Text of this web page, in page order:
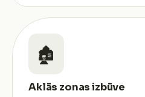
🏚️
Aklās zonas izbūve